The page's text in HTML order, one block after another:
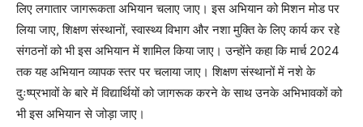
लिए लगातार जागरूकता अभियान चलाए जाए। इस अभियान को मिशन मोड पर
लिया जाए, शिक्षण संस्थानों, स्वास्थ्य विभाग और नशा मुक्ति के लिए कार्य कर रहे
संगठनों को भी इस अभियान में शामिल किया जाए। उन्होंने कहा कि मार्च 2024
तक यह अभियान व्यापक स्तर पर चलाया जाए। शिक्षण संस्थानों में नशे के
दुःष्प्रभावों के बारे में विद्यार्थियों को जागरूक करने के साथ उनके अभिभावकों को
भी इस अभियान से जोड़ा जाए।